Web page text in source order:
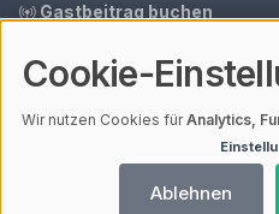
Gastbeitrag buchen
Mit einemⓘ Affiliate-Link
Arbeit – ohne Mehrkosten für dich.
qualifizierten
Ladezeit 2,05s |
Cookie-
Wir nutzen Cookies fürAnalytics,
Ablehnen